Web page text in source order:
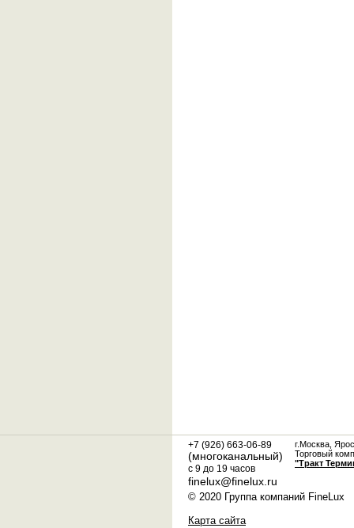
+7 (926) 663-06-89
(многоканальный)
с 9 до 19 часов
finelux@finelux.ru
г.Москва,
Торговый
"Тракт
© 2020 Группа компаний FineLux
Карта сайта